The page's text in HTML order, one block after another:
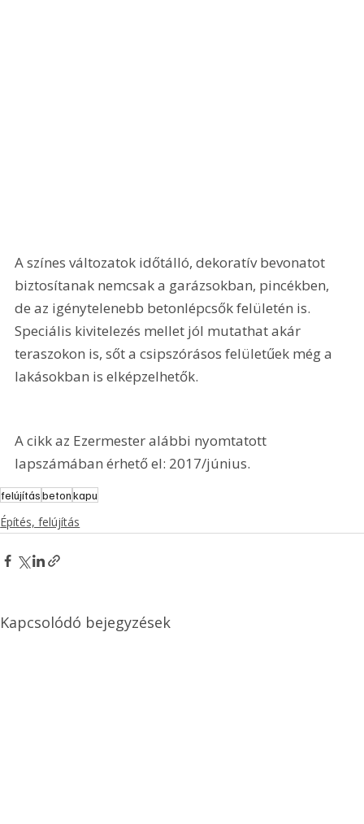
A színes változatok időtálló, dekoratív bevonatot
biztosítanak nemcsak a garázsokban, pincékben,
de az igénytelenebb betonlépcsők felületén is.
Speciális kivitelezés mellet jól mutathat akár
teraszokon is, sőt a csipszórásos felületűek még a
lakásokban is elképzelhetők.
A cikk az Ezermester alábbi nyomtatott
lapszámában érhető el: 2017/június.
felújításbetonkapu
Építés, felújítás
Kapcsolódó bejegyzések